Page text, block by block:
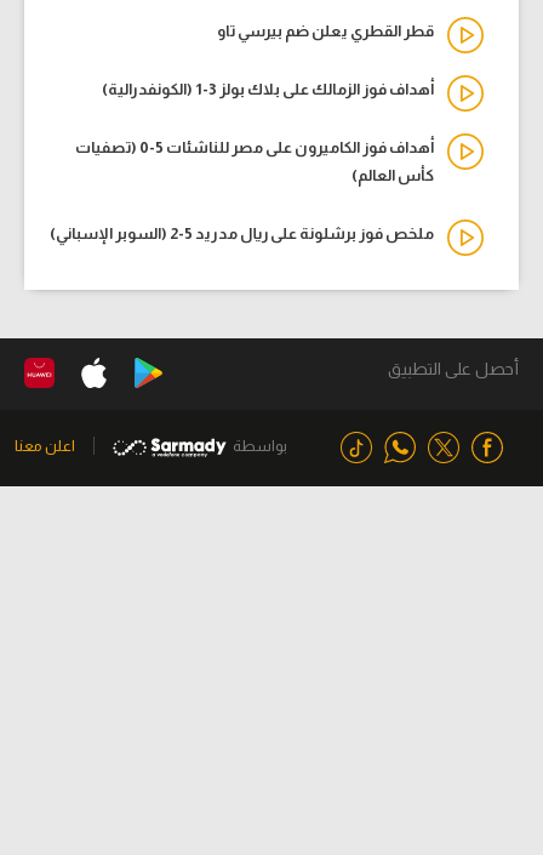
قطر القطري يعلن ضم بيرسي تاو
أهداف فوز الزمالك على بلاك بولز 3-1 (الكونفدرالية)
أهداف فوز الكاميرون على مصر للناشئات 5-0 (تصفيات
كأس العالم)
ملخص فوز برشلونة على ريال مدريد 5-2 (السوبر الإسباني)
أحصل على التطبيق
بواسطة اعلن معنا